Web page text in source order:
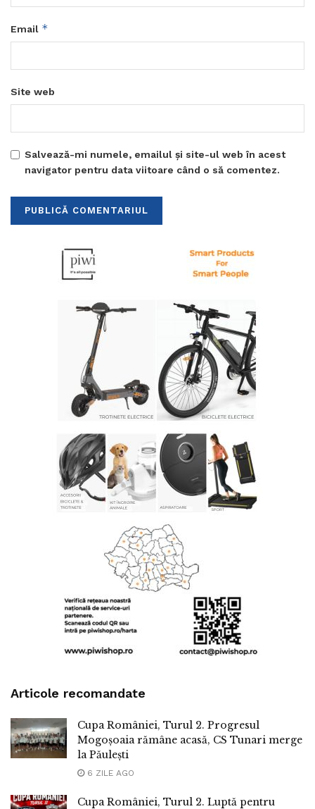
Email *
Site web
Salvează-mi numele, emailul și site-ul web în acest
navigator pentru data viitoare când o să comentez.
Articole recomandate
Cupa României, Turul 2. Progresul
Mogoșoaia rămâne acasă, CS Tunari merge
la Păulești
6 ZILE AGO
Cupa României, Turul 2. Luptă pentru